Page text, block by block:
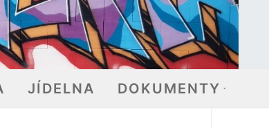
JÍDELNA DOKUMENTY